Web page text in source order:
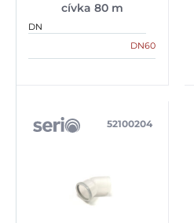
cívka 80 m
DN
DN60
52100204